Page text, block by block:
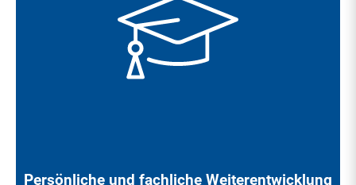
Persönliche und fachliche Weiterentwicklung
Im Rahmen der Personalentwicklung und der Fort- und
Weiterbildungen verfolgen wir das Ziel, Ihnen die
erforderliche Kompetenzentwicklung für die heutigen und
zukünftigen Anforderungen einer modernen